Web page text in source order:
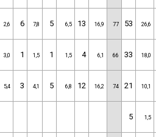
2,6 6 7,8 5 6,5 13 16,9 77 53 26,6
3,0 1 1,5 1 1,5 4 6,1 66 33 18,0
5,4 3 4,1 5 6,8 12 16,2 74 21 10,1
5 1,5